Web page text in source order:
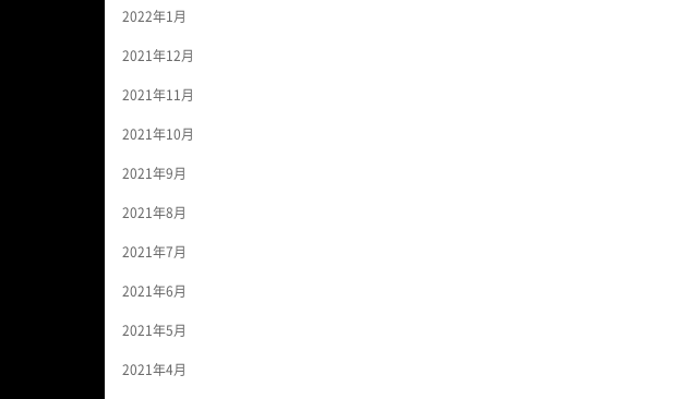
2022年1月
2021年12月
2021年11月
2021年10月
2021年9月
2021年8月
2021年7月
2021年6月
2021年5月
2021年4月